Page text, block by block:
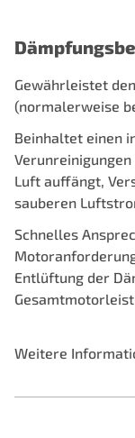
Gewährleistet
(normalerweise
Beinhaltet einen
Luft auffängt,
sauberen
Schnelles
Entlüftung der
Weitere